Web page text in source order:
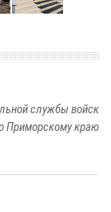
службы войск
Приморскому краю